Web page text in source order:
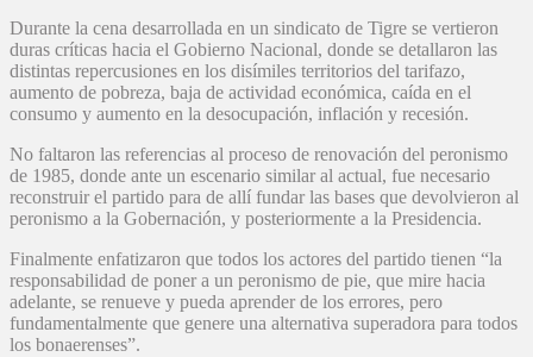
Durante la cena desarrollada en un sindicato de Tigre se vertieron
duras críticas hacia el Gobierno Nacional, donde se detallaron las
distintas repercusiones en los disímiles territorios del tarifazo,
aumento de pobreza, baja de actividad económica, caída en el
consumo y aumento en la desocupación, inflación y recesión.
No faltaron las referencias al proceso de renovación del peronismo
de 1985, donde ante un escenario similar al actual, fue necesario
reconstruir el partido para de allí fundar las bases que devolvieron al
peronismo a la Gobernación, y posteriormente a la Presidencia.
Finalmente enfatizaron que todos los actores del partido tienen “la
responsabilidad de poner a un peronismo de pie, que mire hacia
adelante, se renueve y pueda aprender de los errores, pero
fundamentalmente que genere una alternativa superadora para todos
los bonaerenses”.